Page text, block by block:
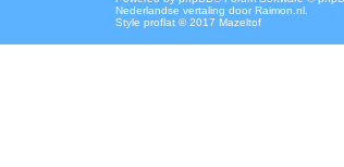
Nederlandse vertaling door Raimon.nl
Style proflat © 2017 Mazeltof